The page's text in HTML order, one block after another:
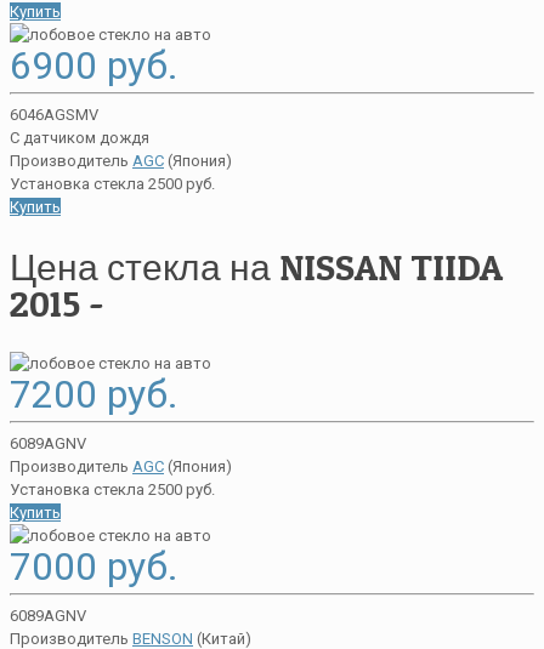
Купить
6900 руб.
6046AGSMV
С датчиком дождя
Производитель AGC (Япония)
Установка стекла 2500 руб.
Купить
Цена стекла на NISSAN TIIDA
2015 -
7200 руб.
6089AGNV
Производитель AGC (Япония)
Установка стекла 2500 руб.
Купить
7000 руб.
6089AGNV
Производитель BENSON (Китай)